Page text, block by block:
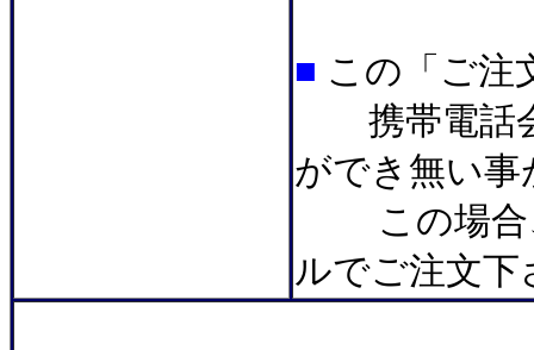
■ この「ご注
携帯電話会
ができ無い
この場合
ルでご注文下